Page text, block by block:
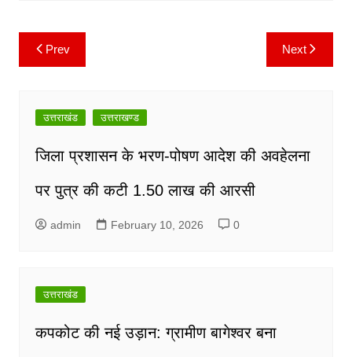
Post
navigation
Prev Next
उत्तराखंड उत्तराखण्ड
जिला प्रशासन के भरण-पोषण आदेश की अवहेलना
पर पुत्र की कटी 1.50 लाख की आरसी
admin February 10, 2026 0
उत्तराखंड
कपकोट की नई उड़ान: ग्रामीण बागेश्वर बना